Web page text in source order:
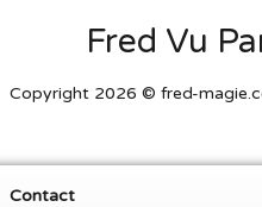
Fred Vu
Copyright 2026 © fred-
Contact